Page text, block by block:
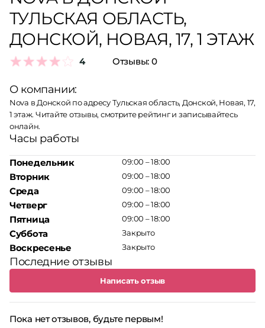
ТУЛЬСКАЯ ОБЛАСТЬ,
ДОНСКОЙ, НОВАЯ, 17, 1 ЭТАЖ
4 Отзывы: 0
О компании:
Nova в Донской по адресу Тульская область, Донской, Новая, 17,
1 этаж. Читайте отзывы, смотрите рейтинг и записывайтесь
онлайн.
Часы работы
Понедельник
Вторник
Среда
Четверг
Пятница
Суббота
Воскресенье
09:00 – 18:00
09:00 – 18:00
09:00 – 18:00
09:00 – 18:00
09:00 – 18:00
Закрыто
Закрыто
Последние отзывы
Написать отзыв
Пока нет отзывов, будьте первым!